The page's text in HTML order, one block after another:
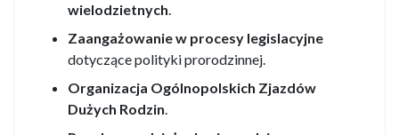
wielodzietnych.
Zaangażowanie w procesy legislacyjne
dotyczące polityki prorodzinnej.
Organizacja Ogólnopolskich Zjazdów
Dużych Rodzin.